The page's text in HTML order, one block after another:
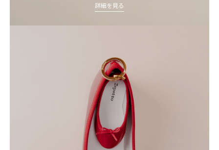
詳細を見る